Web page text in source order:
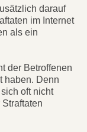
darauf
im Internet
als ein
der Betroffenen
haben. Denn
oft nicht